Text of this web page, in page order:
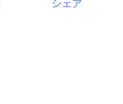
シェア